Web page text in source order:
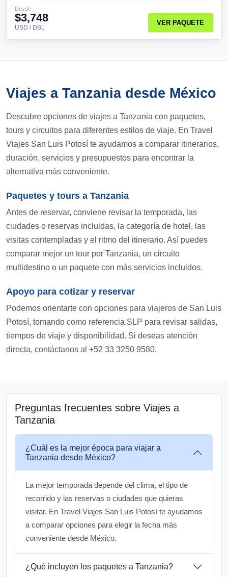
Desde
$3,748
USD / DBL
VER PAQUETE
Viajes a Tanzania desde México
Descubre opciones de viajes a Tanzania con paquetes,
tours y circuitos para diferentes estilos de viaje. En Travel
Viajes San Luis Potosí te ayudamos a comparar itinerarios,
duración, servicios y presupuestos para encontrar la
alternativa más conveniente.
Paquetes y tours a Tanzania
Antes de reservar, conviene revisar la temporada, las
ciudades o reservas incluidas, la categoría de hotel, las
visitas contempladas y el ritmo del itinerario. Así puedes
comparar mejor un tour por Tanzania, un circuito
multidestino o un paquete con más servicios incluidos.
Apoyo para cotizar y reservar
Podemos orientarte con opciones para viajeros de San Luis
Potosí, tomando como referencia SLP para revisar salidas,
tiempos de viaje y disponibilidad. Si deseas atención
directa, contáctanos al +52 33 3250 9580.
Preguntas frecuentes sobre Viajes a
Tanzania
¿Cuál es la mejor época para viajar a
Tanzania desde México?
La mejor temporada depende del clima, el tipo de
recorrido y las reservas o ciudades que quieras
visitar. En Travel Viajes San Luis Potosí te ayudamos
a comparar opciones para elegir la fecha más
conveniente desde México.
¿Qué incluyen los paquetes a Tanzania?